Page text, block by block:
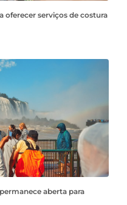
oferecer serviços de costura
aberta para